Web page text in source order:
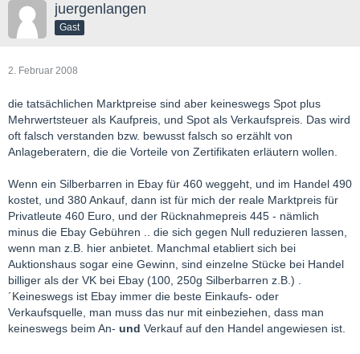
juergenlangen
Gast
2. Februar 2008
die tatsächlichen Marktpreise sind aber keineswegs Spot plus
Mehrwertsteuer als Kaufpreis, und Spot als Verkaufspreis. Das wird
oft falsch verstanden bzw. bewusst falsch so erzählt von
Anlageberatern, die die Vorteile von Zertifikaten erläutern wollen.
Wenn ein Silberbarren in Ebay für 460 weggeht, und im Handel 490
kostet, und 380 Ankauf, dann ist für mich der reale Marktpreis für
Privatleute 460 Euro, und der Rücknahmepreis 445 - nämlich
minus die Ebay Gebühren .. die sich gegen Null reduzieren lassen,
wenn man z.B. hier anbietet. Manchmal etabliert sich bei
Auktionshaus sogar eine Gewinn, sind einzelne Stücke bei Handel
billiger als der VK bei Ebay (100, 250g Silberbarren z.B.) .
´Keineswegs ist Ebay immer die beste Einkaufs- oder
Verkaufsquelle, man muss das nur mit einbeziehen, dass man
keineswegs beim An- und Verkauf auf den Handel angewiesen ist.